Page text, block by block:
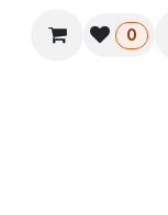
Usuario 0